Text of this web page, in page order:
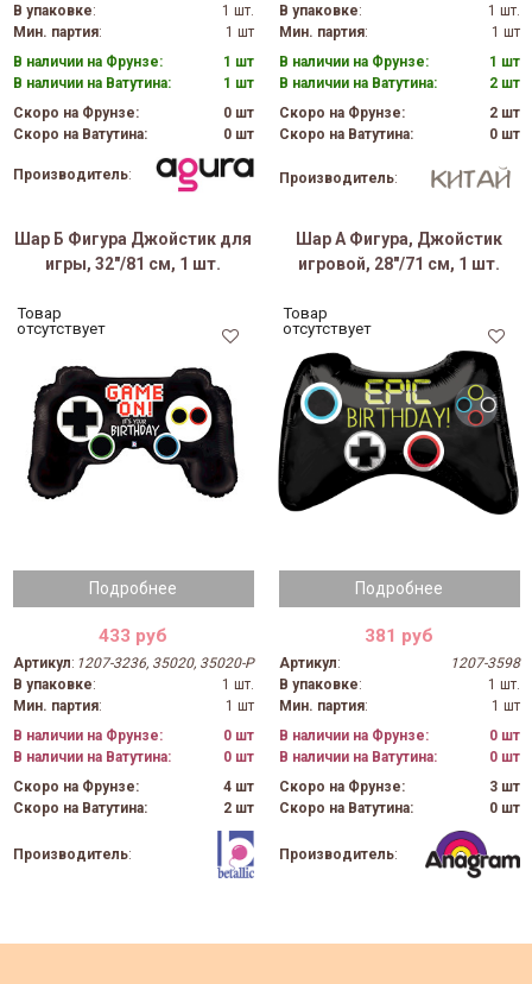
В упаковке:
1 шт.
Мин. партия:
1 шт
В наличии на Фрунзе:
1 шт
В наличии на Ватутина:
1 шт
Скоро на Фрунзе:
0 шт
Скоро на Ватутина:
0 шт
Производитель:
В упаковке:
1 шт.
Мин. партия:
1 шт
В наличии на Фрунзе:
1 шт
В наличии на Ватутина:
2 шт
Скоро на Фрунзе:
2 шт
Скоро на Ватутина:
0 шт
Производитель:
Шар Б Фигура Джойстик для
игры, 32"/81 см, 1 шт.
Подробнее
Товар
отсутствует
433 руб
Артикул: 1207-3236, 35020, 35020-P
В упаковке:
1 шт.
Мин. партия:
1 шт
В наличии на Фрунзе:
0 шт
В наличии на Ватутина:
0 шт
Скоро на Фрунзе:
4 шт
Скоро на Ватутина:
2 шт
Производитель:
Шар А Фигура, Джойстик
игровой, 28"/71 см, 1 шт.
Подробнее
Товар
отсутствует
381 руб
Артикул:
1207-3598
В упаковке:
1 шт.
Мин. партия:
1 шт
В наличии на Фрунзе:
0 шт
В наличии на Ватутина:
0 шт
Скоро на Фрунзе:
3 шт
Скоро на Ватутина:
0 шт
Производитель: